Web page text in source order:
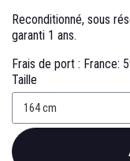
Reconditionné, sous
garanti 1 ans.
Frais de port : France:
Taille